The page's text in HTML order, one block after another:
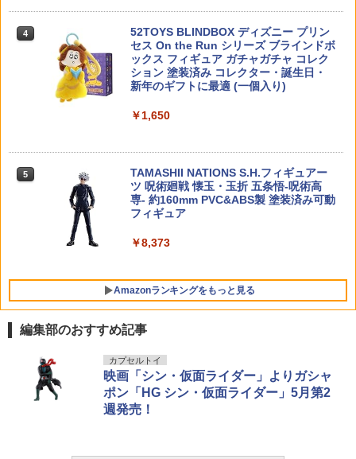
【当店独自で＋P10倍★要エントリー】
【中古】[PTM] MODEROID(モデロイド)
蒼の騎神 オルディーネ 英雄伝説 閃の軌
跡 プラモデル グッドスマイルカンパニ
5
LOSCONT 装戦天使(アームド・バト
ル・エンジェルズ)シリーズ ABA-003 霧
雨(ミスティ・レイン) 1/12スケール可動
フィギュア 【91929983】 (フィギュア)
5
戦民思想 CA870用 軽量マウントベース
キット◆マルゼン/ショットガン/レミン
トン/タクティカル/ソウドオフ/20mmレ
イル/ピカティニーレイル
￥3,350
4
52TOYS BLINDBOX ディズニー プリン
セス On the Run シリーズ ブラインドボ
ックス フィギュア ガチャガチャ コレク
ション 塗装済み コレクター・誕生日・
新年のギフトに最適 (一個入り)
￥1,650
5
TAMASHII NATIONS S.H.フィギュアー
ツ 呪術廻戦 懐玉・玉折 五条悟-呪術高
専- 約160mm PVC&ABS製 塗装済み可動
フィギュア
￥8,373
Amazonランキングをもっと見る
BANDAI SPIRITS(バンダイ スピリッツ)
HG 機動新世紀ガンダムX ガンダムレオ
パルド 1/144スケール 色分け済みプラモ
デル
東京マルイ(TOKYO MARUI) No.25 コル
ト ガバメント HG 18歳以上エアーHOP
ハンドガン
￥3,384
LOCTITE(ロックタイト) シールはがし
プレミアム 220ml
￥962
編集部のおすすめ記事
カプセルトイ
映画「シン・仮面ライダー」よりガシャ
ポン「HG シン・仮面ライダー」5月第2
週発売！